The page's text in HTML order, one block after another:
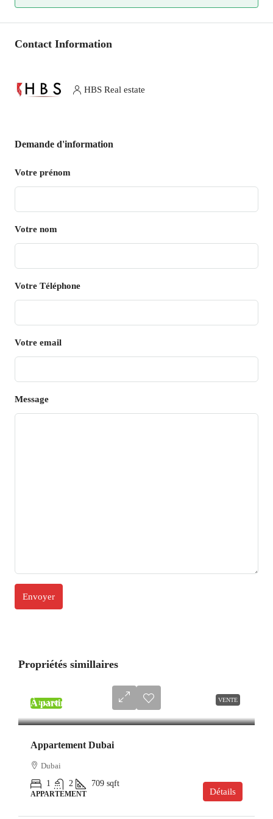
Contact Information
HBS Real estate
Demande d'information
Votre prénom
Votre nom
Votre Téléphone
Votre email
Message
Propriétés simillaires
A LA UNE VENTE
À partir de AED 1,900,000
Appartement Dubai
Dubai
1
2 709 sqft
APPARTEMENT Détails